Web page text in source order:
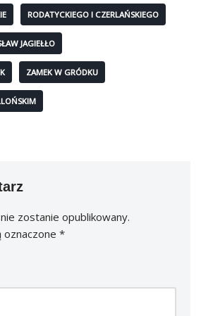
RODATYCKIEGO I CZERLAŃSKIEGO
JAGIEŁŁO
ZAMEK W GRÓDKU
zostanie opublikowany.
oznaczone *